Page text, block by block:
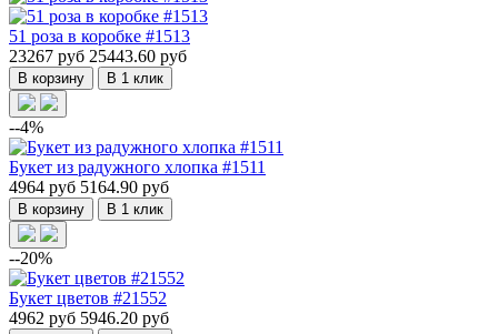
51 роза в коробке #1513
23267 руб 25443.60 руб
В корзину В 1 клик
--4%
Букет из радужного хлопка #1511
4964 руб 5164.90 руб
В корзину В 1 клик
--20%
Букет цветов #21552
4962 руб 5946.20 руб